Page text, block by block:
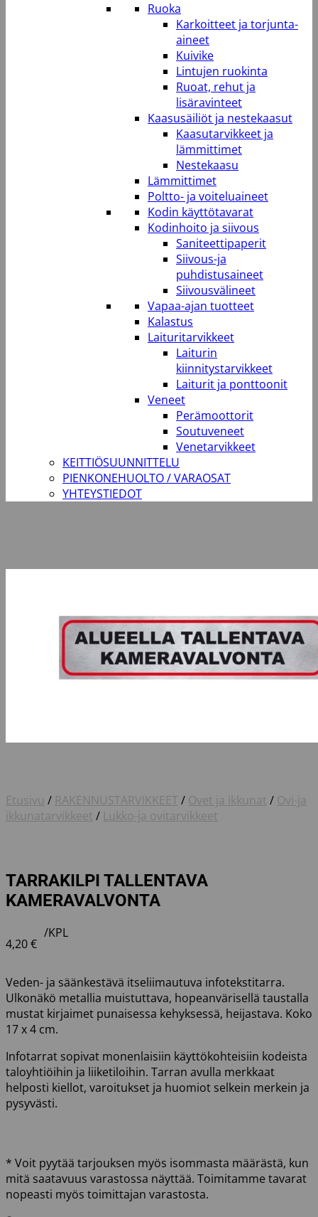
Ruoka
Karkoitteet ja torjunta-
aineet
Kuivike
Lintujen ruokinta
Ruoat, rehut ja
lisäravinteet
Kaasusäiliöt ja nestekaasut
Kaasutarvikkeet ja
lämmittimet
Nestekaasu
Lämmittimet
Poltto- ja voiteluaineet
Kodin käyttötavarat
Kodinhoito ja siivous
Saniteettipaperit
Siivous-ja
puhdistusaineet
Siivousvälineet
Vapaa-ajan tuotteet
Kalastus
Laituritarvikkeet
Laiturin
kiinnitystarvikkeet
Laiturit ja ponttoonit
Veneet
Perämoottorit
Soutuveneet
Venetarvikkeet
KEITTIÖSUUNNITTELU
PIENKONEHUOLTO / VARAOSAT
YHTEYSTIEDOT
Etusivu / RAKENNUSTARVIKKEET / Ovet ja ikkunat / Ovi-ja
ikkunatarvikkeet / Lukko-ja ovitarvikkeet
TARRAKILPI TALLENTAVA
KAMERAVALVONTA
4,20€
/KPL
Veden- ja säänkestävä itseliimautuva infotekstitarra.
Ulkonäkö metallia muistuttava, hopeanvärisellä taustalla
mustat kirjaimet punaisessa kehyksessä, heijastava. Koko
17 x 4 cm.
Infotarrat sopivat monenlaisiin käyttökohteisiin kodeista
taloyhtiöihin ja liiketiloihin. Tarran avulla merkkaat
helposti kiellot, varoitukset ja huomiot selkein merkein ja
pysyvästi.
* Voit pyytää tarjouksen myös isommasta määrästä, kun
mitä saatavuus varastossa näyttää. Toimitamme tavarat
nopeasti myös toimittajan varastosta.